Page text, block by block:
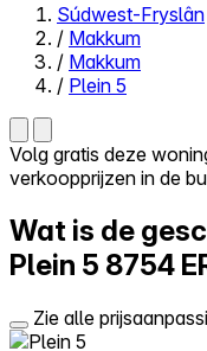
Close menu
Zelf kopen
Reviews
Prijzen
Probeer Walter gratis
Súdwest-Fryslân
/ Makkum
/ Makkum
/ Plein 5
Volg gratis deze
verkoopprijzen in de
Wat is de
Plein 5 8754
Zie alle